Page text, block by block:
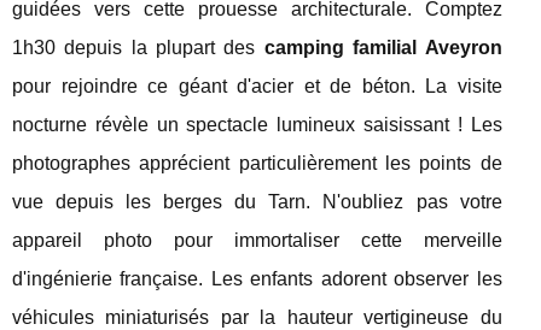
guidées vers cette prouesse architecturale. Comptez
1h30 depuis la plupart des camping familial Aveyron
pour rejoindre ce géant d'acier et de béton. La visite
nocturne révèle un spectacle lumineux saisissant ! Les
photographes apprécient particulièrement les points de
vue depuis les berges du Tarn. N'oubliez pas votre
appareil photo pour immortaliser cette merveille
d'ingénierie française. Les enfants adorent observer les
véhicules miniaturisés par la hauteur vertigineuse du